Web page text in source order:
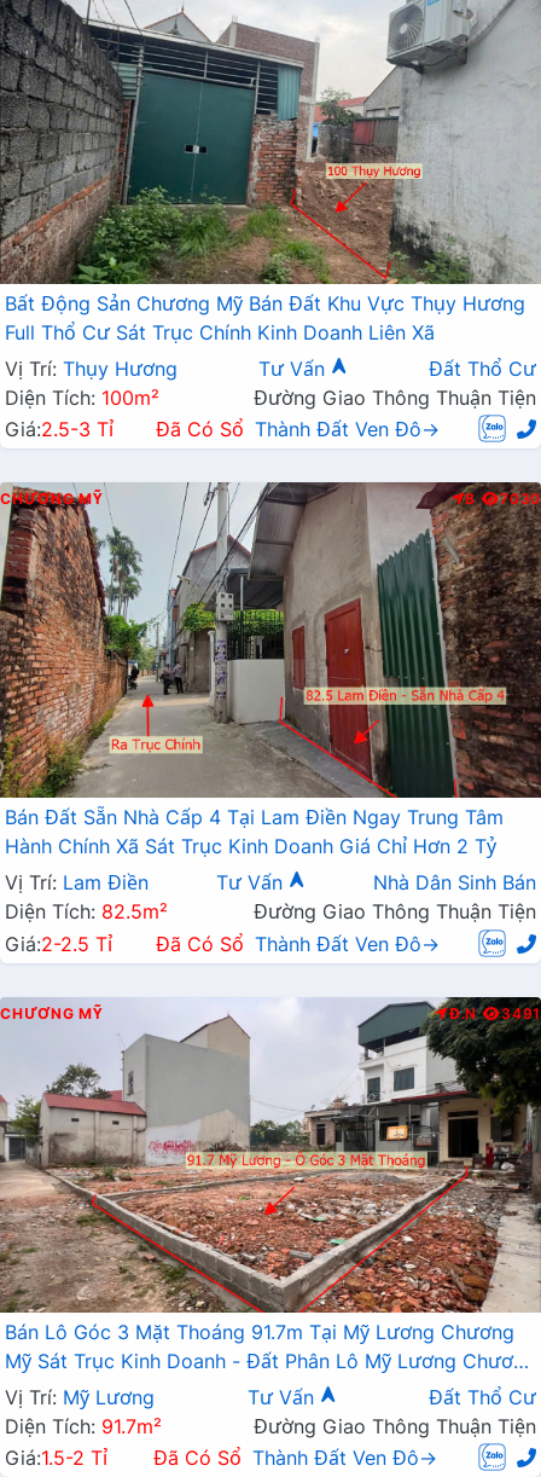
Bất Động Sản Chương Mỹ Bán Đất Khu Vực Thụy Hương
Full Thổ Cư Sát Trục Chính Kinh Doanh Liên Xã
Vị Trí: Thụy Hương Tư Vấn
Đất Thổ Cư
Diện Tích: 100m²
Đường Giao Thông Thuận Tiện
Giá:2.5-3 Tỉ Đã Có Sổ Thành Đất Ven Đô→
CHƯƠNG MỸ B 7030
Bán Đất Sẵn Nhà Cấp 4 Tại Lam Điền Ngay Trung Tâm
Hành Chính Xã Sát Trục Kinh Doanh Giá Chỉ Hơn 2 Tỷ
Vị Trí: Lam Điền Tư Vấn
Nhà Dân Sinh Bán
Diện Tích: 82.5m²
Đường Giao Thông Thuận Tiện
Giá:2-2.5 Tỉ Đã Có Sổ Thành Đất Ven Đô→
CHƯƠNG MỸ Đ.N 3491
Bán Lô Góc 3 Mặt Thoáng 91.7m Tại Mỹ Lương Chương
Mỹ Sát Trục Kinh Doanh - Đất Phân Lô Mỹ Lương Chương
Mỹ
Vị Trí: Mỹ Lương Tư Vấn
Đất Thổ Cư
Diện Tích: 91.7m²
Đường Giao Thông Thuận Tiện
Giá:1.5-2 Tỉ Đã Có Sổ Thành Đất Ven Đô→